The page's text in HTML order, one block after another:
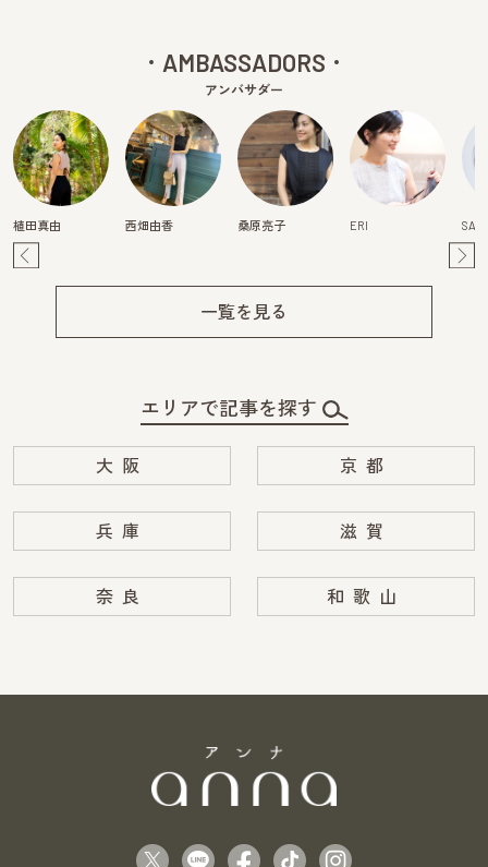
AMBASSADORS
アンバサダー
植田真由 西畑由香 桑原亮子 ERI
一覧を見る
エリアで記事を探す
大阪 京都
兵庫 滋賀
奈良 和歌山